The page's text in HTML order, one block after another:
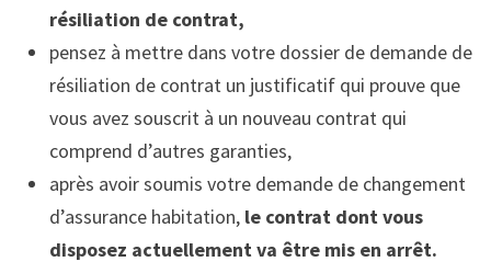
résiliation de contrat,
pensez à mettre dans votre dossier de demande de
résiliation de contrat un justificatif qui prouve que
vous avez souscrit à un nouveau contrat qui
comprend d’autres garanties,
après avoir soumis votre demande de changement
d’assurance habitation, le contrat dont vous
disposez actuellement va être mis en arrêt.